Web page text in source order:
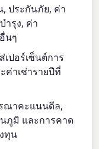
ประกันภัย, ค่า
ำรุง, ค่า
นๆ
เปอร์เซ็นต์การ
ค่าเช่ารายปีที่
ณาคะแนนดีล,
นภูมิ และการคาด
ทุน